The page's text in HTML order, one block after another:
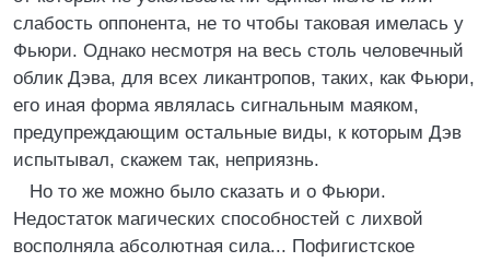
слабость оппонента, не то чтобы таковая имелась у
Фьюри. Однако несмотря на весь столь человечный
облик Дэва, для всех ликантропов, таких, как Фьюри,
его иная форма являлась сигнальным маяком,
предупреждающим остальные виды, к которым Дэв
испытывал, скажем так, неприязнь.
Но то же можно было сказать и о Фьюри.
Недостаток магических способностей с лихвой
восполняла абсолютная сила... Пофигистское